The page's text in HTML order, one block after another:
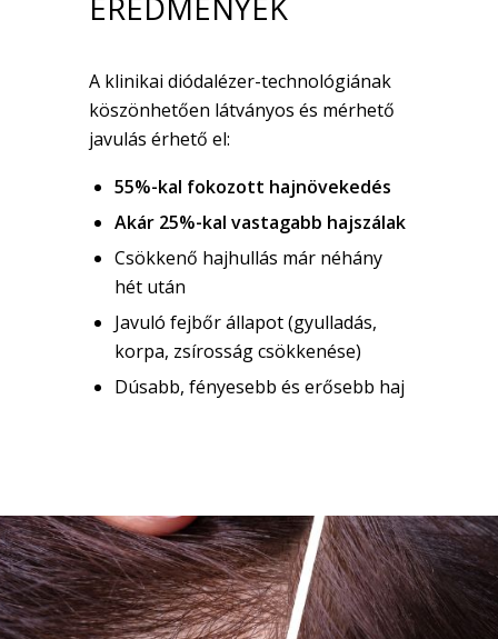
A klinikai diódalézer-technológiának
köszönhetően látványos és mérhető
javulás érhető el:
55%-kal fokozott hajnövekedés
Akár 25%-kal vastagabb hajszálak
Csökkenő hajhullás már néhány
hét után
Javuló fejbőr állapot (gyulladás,
korpa, zsírosság csökkenése)
Dúsabb, fényesebb és erősebb haj